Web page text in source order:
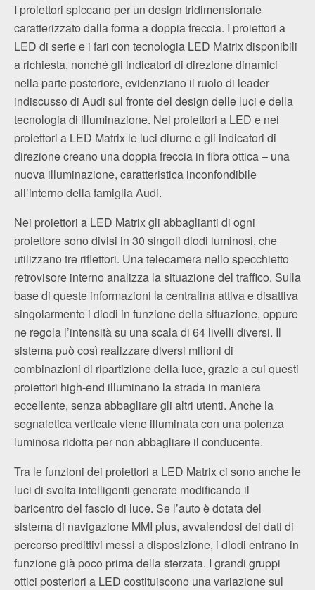
I proiettori spiccano per un design tridimensionale
caratterizzato dalla forma a doppia freccia. I proiettori a
LED di serie e i fari con tecnologia LED Matrix disponibili
a richiesta, nonché gli indicatori di direzione dinamici
nella parte posteriore, evidenziano il ruolo di leader
indiscusso di Audi sul fronte del design delle luci e della
tecnologia di illuminazione. Nei proiettori a LED e nei
proiettori a LED Matrix le luci diurne e gli indicatori di
direzione creano una doppia freccia in fibra ottica – una
nuova illuminazione, caratteristica inconfondibile
all’interno della famiglia Audi.
Nei proiettori a LED Matrix gli abbaglianti di ogni
proiettore sono divisi in 30 singoli diodi luminosi, che
utilizzano tre riflettori. Una telecamera nello specchietto
retrovisore interno analizza la situazione del traffico. Sulla
base di queste informazioni la centralina attiva e disattiva
singolarmente i diodi in funzione della situazione, oppure
ne regola l’intensità su una scala di 64 livelli diversi. Il
sistema può così realizzare diversi milioni di
combinazioni di ripartizione della luce, grazie a cui questi
proiettori high-end illuminano la strada in maniera
eccellente, senza abbagliare gli altri utenti. Anche la
segnaletica verticale viene illuminata con una potenza
luminosa ridotta per non abbagliare il conducente.
Tra le funzioni dei proiettori a LED Matrix ci sono anche le
luci di svolta intelligenti generate modificando il
baricentro del fascio di luce. Se l’auto è dotata del
sistema di navigazione MMI plus, avvalendosi dei dati di
percorso predittivi messi a disposizione, i diodi entrano in
funzione già poco prima della sterzata. I grandi gruppi
ottici posteriori a LED costituiscono una variazione sul